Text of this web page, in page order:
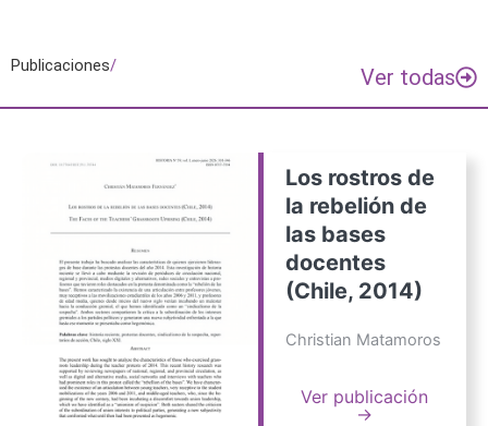
Publicaciones/ Ver todas
Los rostros de
la rebelión de
las bases
docentes
(Chile, 2014)
Christian Matamoros
Ver publicación
→